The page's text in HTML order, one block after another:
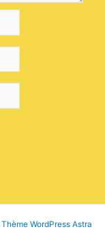
Thème WordPress Astra